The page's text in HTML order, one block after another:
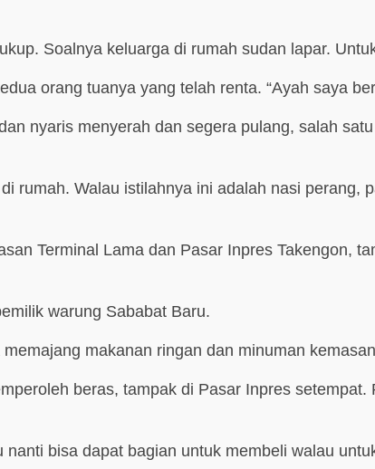
Soalnya keluarga di rumah sudan lapar.
orang tuanya yang telah renta. “Ayah saya
nyaris menyerah dan segera pulang, salah
rumah. Walau istilahnya ini adalah nasi perang,
Terminal Lama dan Pasar Inpres Takengon,
warung Sababat Baru.
makanan ringan dan minuman
beras, tampak di Pasar Inpres
nanti bisa dapat bagian untuk membeli walau